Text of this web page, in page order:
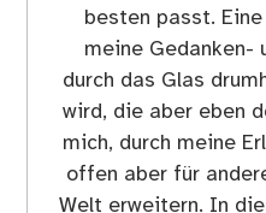
besten passt.
meine Gedanken-
durch das Glas
wird, die aber eben
mich, durch meine
offen aber für
Welt erweitern. In